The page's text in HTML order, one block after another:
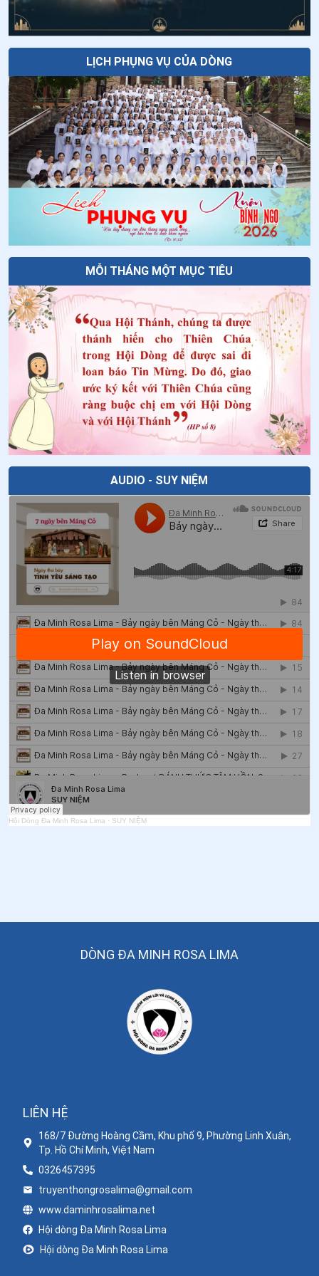
LỊCH PHỤNG VỤ CỦA DÒNG
tinh thần của Cha Thánh Đa Minh
MỖI THÁNG MỘT MỤC TIÊU
AUDIO - SUY NIỆM
Hội Dòng Đa Minh Rosa Lima · SUY NIỆM
DÒNG ĐA MINH ROSA LIMA
LIÊN HỆ
168/7 Đường Hoàng Cầm, Khu phố 9, Phường Linh Xuân,
Tp. Hồ Chí Minh, Việt Nam
0326457395
truyenthongrosalima@gmail.com
www.daminhrosalima.net
Hội dòng Đa Minh Rosa Lima
Hội dòng Đa Minh Rosa Lima